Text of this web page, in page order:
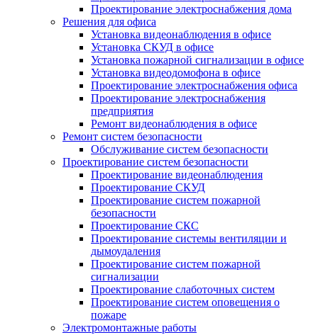
Проектирование электроснабжения дома
Решения для офиса
Установка видеонаблюдения в офисе
Установка СКУД в офисе
Установка пожарной сигнализации в офисе
Установка видеодомофона в офисе
Проектирование электроснабжения офиса
Проектирование электроснабжения
предприятия
Ремонт видеонаблюдения в офисе
Ремонт систем безопасности
Обслуживание систем безопасности
Проектирование систем безопасности
Проектирование видеонаблюдения
Проектирование СКУД
Проектирование систем пожарной
безопасности
Проектирование СКС
Проектирование системы вентиляции и
дымоудаления
Проектирование систем пожарной
сигнализации
Проектирование слаботочных систем
Проектирование систем оповещения о
пожаре
Электромонтажные работы